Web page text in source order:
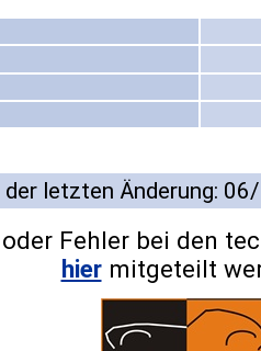
der letzten Änderung:
Fehler bei den
hiermitgeteilt